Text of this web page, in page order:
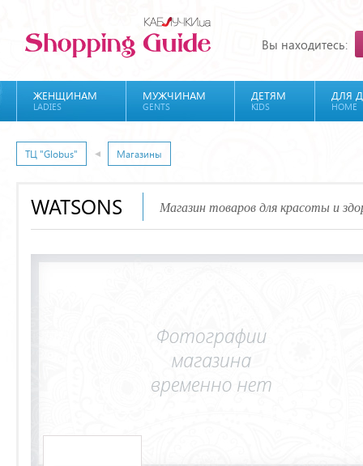
Вы находитесь:
ЖЕНЩИНАМ
LADIES
МУЖЧИНАМ
GENTS
ДЕТЯМ
KIDS
ДЛЯ
HOME
ТЦ "Globus" Магазины
WATSONS Магазин товаров для красоты и